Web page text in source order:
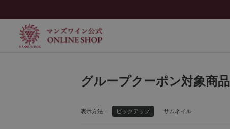
グループクーポン対象商品
表示方法： ピックアップ サムネイル